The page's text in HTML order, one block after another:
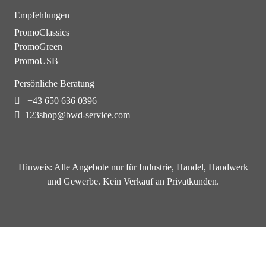
Empfehlungen
PromoClassics
PromoGreen
PromoUSB
Persönliche Beratung
+43 650 636 0396
123shop@bwd-service.com
Hinweis: Alle Angebote nur für Industrie, Handel, Handwerk
und Gewerbe. Kein Verkauf an Privatkunden.